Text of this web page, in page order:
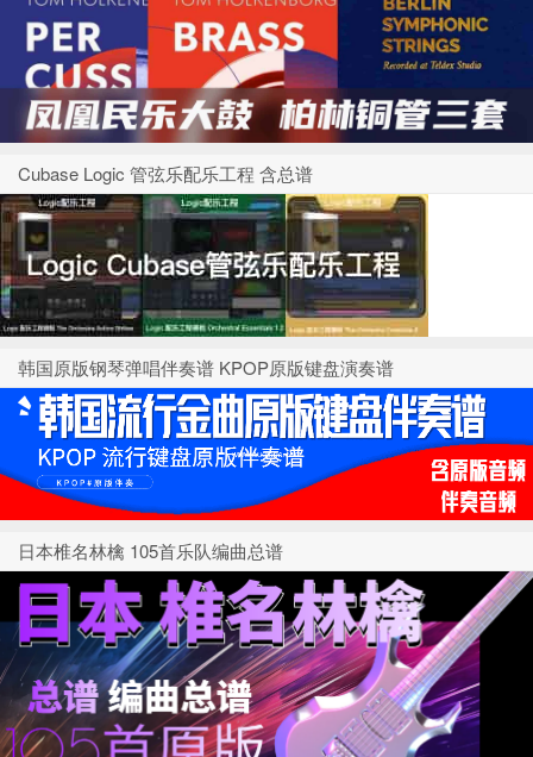
Cubase Logic 管弦乐配乐工程 含总谱
韩国原版钢琴弹唱伴奏谱 KPOP原版键盘演奏谱
日本椎名林檎 105首乐队编曲总谱